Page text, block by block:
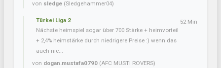
von sledge (Sledgehammer04)
Türkei Liga 2
Nächste heimspiel sogar über 700 Stärke + heimvorteil
+ 2,4% heimstärke durch niedrigere Preise :) wenn das
auch nic...
von dogan.mustafa0790 (AFC MUSTI ROVERS)
52 Min